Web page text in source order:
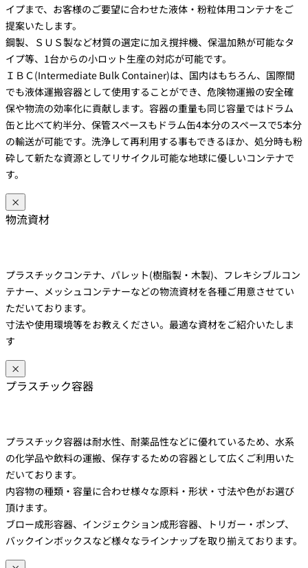
イプまで、お客様のご要望に合わせた液体・粉粒体用コンテナをご
提案いたします。
鋼製、ＳＵＳ製など材質の選定に加え撹拌機、保温加熱が可能なタ
イプ等、1台からの小ロット生産の対応が可能です。
ＩＢＣ(Intermediate Bulk Container)は、国内はもちろん、国際間
でも液体運搬容器として使用することができ、危険物運搬の安全確
保や物流の効率化に貢献します。容器の重量も同じ容量ではドラム
缶と比べて約半分、保管スペースもドラム缶4本分のスペースで5本分
の輸送が可能です。洗浄して再利用する事もできるほか、処分時も粉
砕して新たな資源としてリサイクル可能な地球に優しいコンテナで
す。
×
物流資材
プラスチックコンテナ、パレット(樹脂製・木製)、フレキシブルコン
テナー、メッシュコンテナーなどの物流資材を各種ご用意させてい
ただいております。
寸法や使用環境等をお教えください。最適な資材をご紹介いたしま
す
×
プラスチック容器
プラスチック容器は耐水性、耐薬品性などに優れているため、水系
の化学品や飲料の運搬、保存するための容器として広くご利用いた
だいております。
内容物の種類・容量に合わせ様々な原料・形状・寸法や色がお選び
頂けます。
ブロー成形容器、インジェクション成形容器、トリガー・ポンプ、
バックインボックスなど様々なラインナップを取り揃えております。